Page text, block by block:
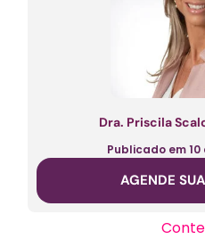
Dra. Priscila
Publicado em 10
AGENDE